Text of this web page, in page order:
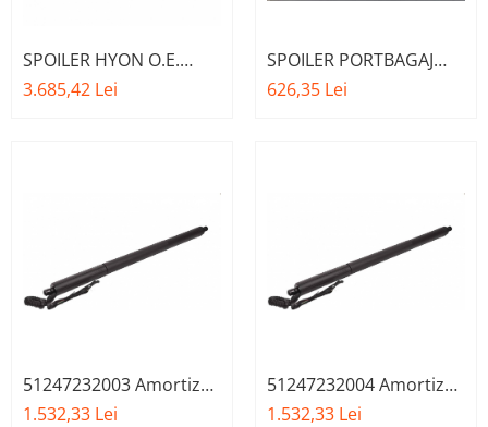
SPOILER HYON O.E.
51628092094 - BMW
3.685,42 Lei
SPOILER PORTBAGAJ
O.E. 51628092093 -
626,35 Lei
51247232003 Amortizor
suport ridicare hayon,
1.532,33 Lei
51247232004 Amortizor
suport ridicare hayon,
1.532,33 Lei